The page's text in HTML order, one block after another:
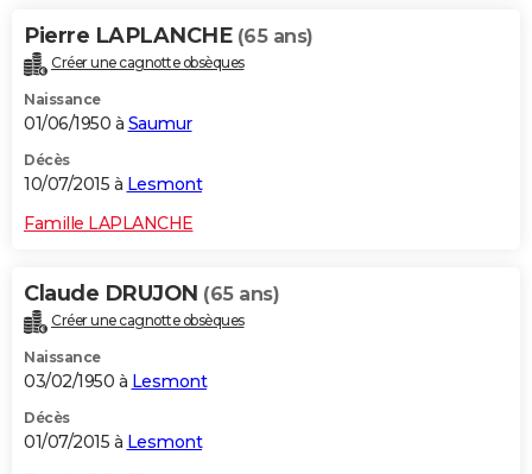
Pierre LAPLANCHE (65 ans)
Créer une cagnotte obsèques
Naissance
01/06/1950 à Saumur
Décès
10/07/2015 à Lesmont
Famille LAPLANCHE
Claude DRUJON (65 ans)
Créer une cagnotte obsèques
Naissance
03/02/1950 à Lesmont
Décès
01/07/2015 à Lesmont